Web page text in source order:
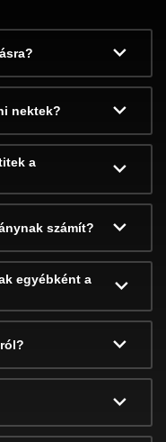
nektek?
a
számít?
egyébként a